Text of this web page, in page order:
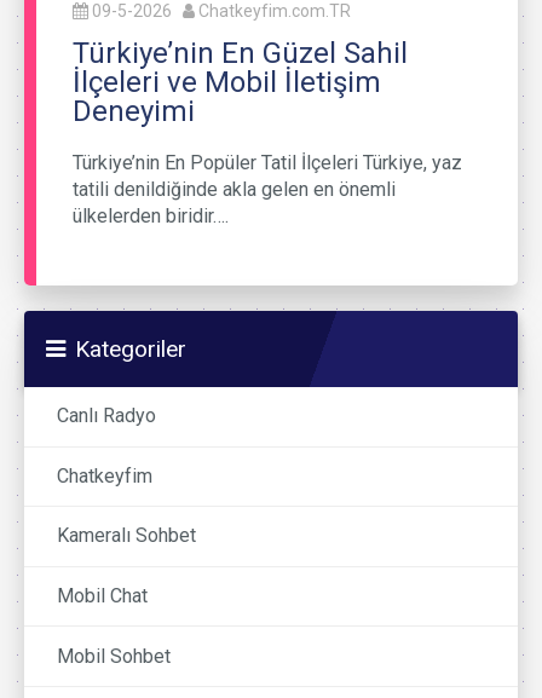
09-5-2026 Chatkeyfim.com.TR
Türkiye’nin En Güzel Sahil
İlçeleri ve Mobil İletişim
Deneyimi
Türkiye’nin En Popüler Tatil İlçeleri Türkiye, yaz
tatili denildiğinde akla gelen en önemli
ülkelerden biridir….
Kategoriler
Canlı Radyo
Chatkeyfim
Kameralı Sohbet
Mobil Chat
Mobil Sohbet